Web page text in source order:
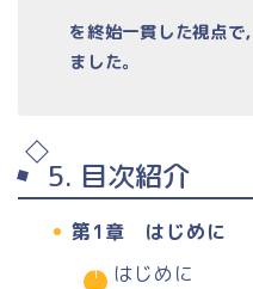
を終始一貫した視点で
ました。
5. 目次紹介
第1章 はじめに
はじめに